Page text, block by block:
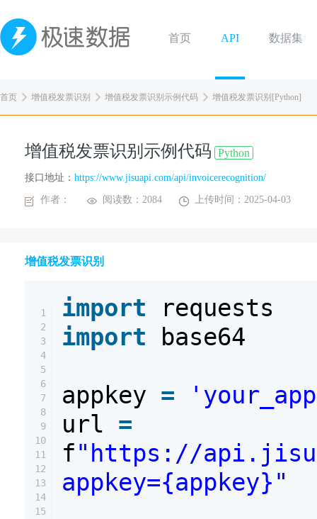
首页 API 数据集
首页 增值税发票识别 增值税发票识别示例代码 增值税发票识别[Python]
增值税发票识别示例代码 Python
接口地址： https://www.jisuapi.com/api/invoicerecognition/
作者： 阅读数：2084 上传时间：2025-04-03
增值税发票识别
1
2
3
4
5
6
7
8
9
10
11
12
13
14
15
import
requests
import
base64
appkey =
url =
f"https://
appkey={appkey}"